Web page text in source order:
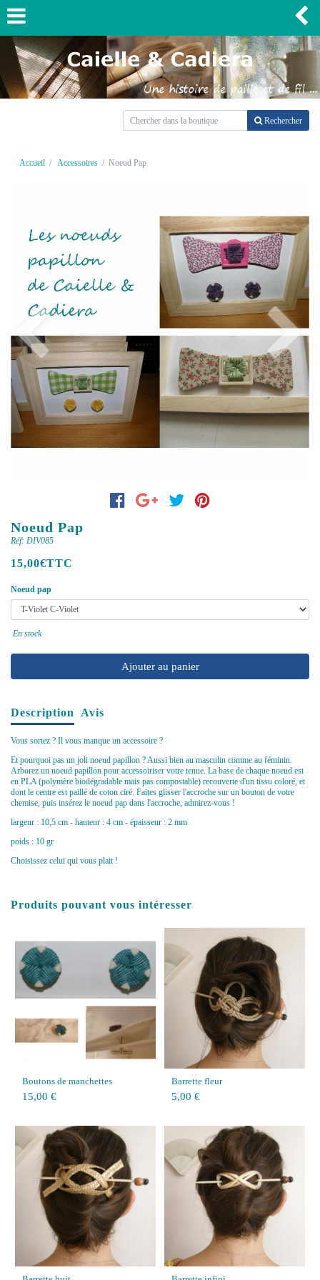
Rechercher
Accueil Accessoires Noeud Pap
Previous Next
Noeud Pap
Réf: DIV085
15,00€TTC
Noeud pap
En stock
Ajouter au panier
Description Avis
Vous sortez ? Il vous manque un accessoire ?
Et pourquoi pas un joli noeud papillon ? Aussi bien au masculin comme au féminin.
Arborez un noeud papillon pour accessoiriser votre tenue. La base de chaque noeud est
en PLA (polymère biodégradable mais pas compostable) recouverte d'un tissu coloré, et
dont le centre est paillé de coton ciré. Faites glisser l'accroche sur un bouton de votre
chemise, puis insérez le noeud pap dans l'accroche, admirez-vous !
largeur : 10,5 cm - hauteur : 4 cm - épaisseur : 2 mm
poids : 10 gr
Choisissez celui qui vous plait !
Produits pouvant vous intéresser
Boutons de manchettes
15,00 €
Barrette fleur
5,00 €